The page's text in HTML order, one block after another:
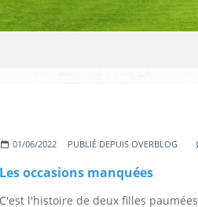
01/06/2022 PUBLIÉ DEPUIS OVERBLOG
Les occasions manquées
C'est l'histoire de deux filles paumées